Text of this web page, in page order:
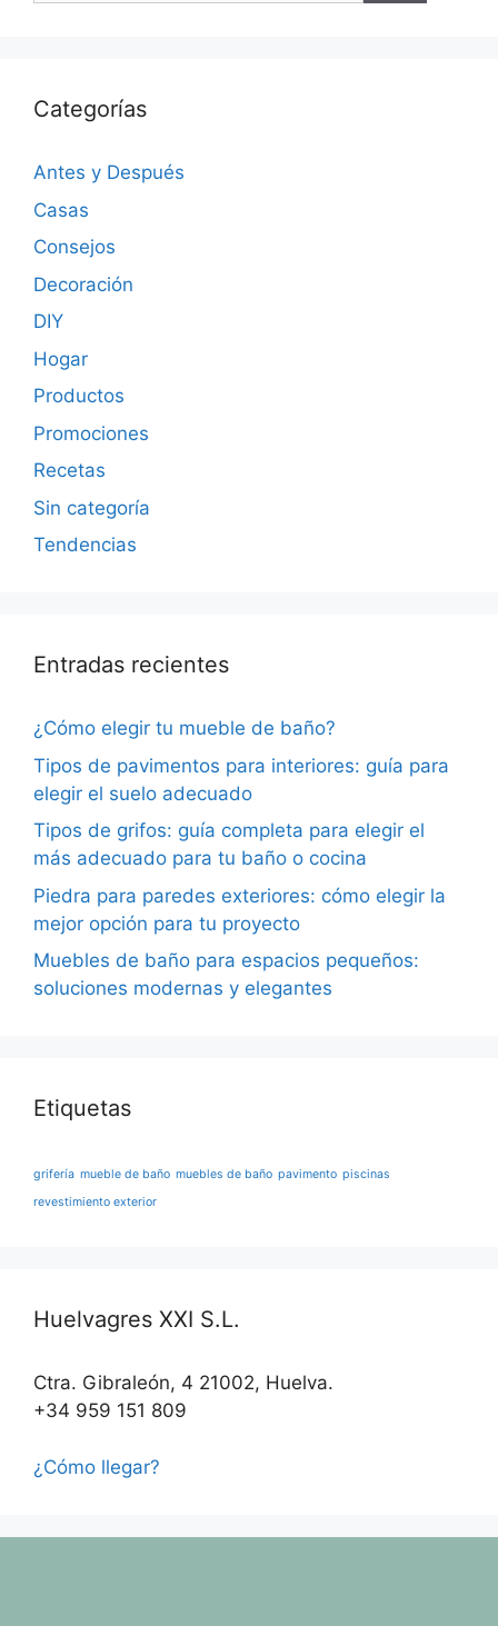
Categorías
Antes y Después
Casas
Consejos
Decoración
DIY
Hogar
Productos
Promociones
Recetas
Sin categoría
Tendencias
Entradas recientes
¿Cómo elegir tu mueble de baño?
Tipos de pavimentos para interiores: guía para
elegir el suelo adecuado
Tipos de grifos: guía completa para elegir el
más adecuado para tu baño o cocina
Piedra para paredes exteriores: cómo elegir la
mejor opción para tu proyecto
Muebles de baño para espacios pequeños:
soluciones modernas y elegantes
Etiquetas
grifería mueble de baño muebles de baño pavimento piscinas
revestimiento exterior
Huelvagres XXI S.L.
Ctra. Gibraleón, 4 21002, Huelva.
+34 959 151 809
¿Cómo llegar?